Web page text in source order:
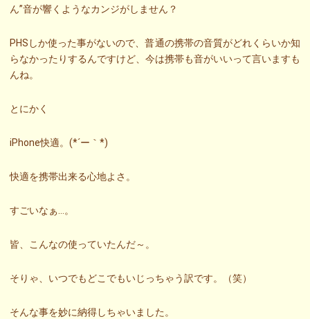
ん”音が響くようなカンジがしません？
PHSしか使った事がないので、普通の携帯の音質がどれくらいか知
らなかったりするんですけど、今は携帯も音がいいって言いますも
んね。
とにかく
iPhone快適。(*´ー｀*)
快適を携帯出来る心地よさ。
すごいなぁ…。
皆、こんなの使っていたんだ～。
そりゃ、いつでもどこでもいじっちゃう訳です。（笑）
そんな事を妙に納得しちゃいました。